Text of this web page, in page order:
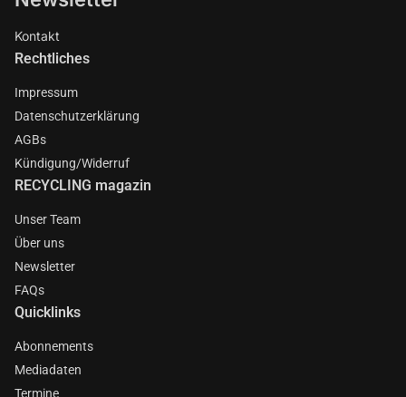
Kontakt
Rechtliches
Impressum
Datenschutzerklärung
AGBs
Kündigung/Widerruf
RECYCLING magazin
Unser Team
Über uns
Newsletter
FAQs
Quicklinks
Abonnements
Mediadaten
Termine